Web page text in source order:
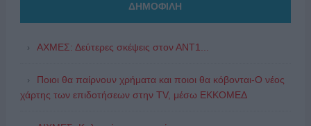
ΔΗΜΟΦΙΛΗ
ΑΧΜΕΣ: Δεύτερες σκέψεις στον ΑΝΤ1...
Ποιοι θα παίρνουν χρήματα και ποιοι θα κόβονται-Ο νέος
χάρτης των επιδοτήσεων στην TV, μέσω ΕΚΚΟΜΕΔ